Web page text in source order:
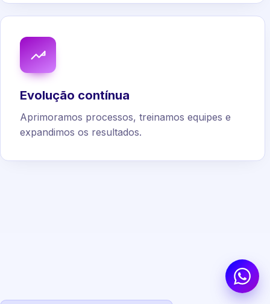
Evolução contínua
Aprimoramos processos, treinamos equipes e
expandimos os resultados.